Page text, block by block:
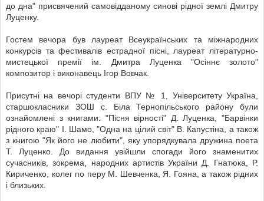
до дна" присвячений самовідданому синові рідної землі Дмитру
Луценку.
Гостем вечора був лауреат Всеукраїнських та міжнародних
конкурсів та фестивалів естрадної пісні, лауреат літературно-
мистецької премії ім. Дмитра Луценка "Осіннє золото"
композитор і виконавець Ігор Вовчак.
Присутні на вечорі студенти ВПУ № 1, Університету Україна,
старшокласники ЗОШ с. Біла Тернопільського району були
ознайомлені з книгами: "Пісня вірності" Д. Луценка, "Барвінки
рідного краю" І. Шамо, "Одна на цілий світ" В. Капустіна, а також
з книгою "Як його не любити", яку упорядкувала дружина поета
Т. Луценко. До видання увійшли спогади його знаменитих
сучасників, зокрема, народних артистів України Д. Гнатюка, Р.
Кириченко, колег по перу М. Шевченка, Я. Гояна, а також рідних
і близьких.